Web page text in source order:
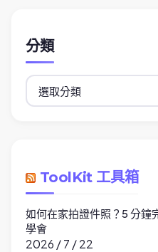
分類
分
類
ToolKit 工具箱
如何在家拍證件照？5 分鐘
學會
2026 / 7 / 22